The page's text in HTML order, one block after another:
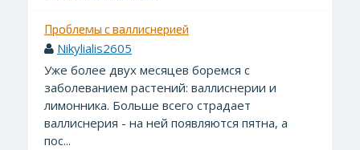
Проблемы с валлиснерией
Nikylialis2605
Уже более двух месяцев боремся с
заболеванием растений: валлиснерии и
лимонника. Больше всего страдает
валлиснерия - на ней появляются пятна, а
пос...